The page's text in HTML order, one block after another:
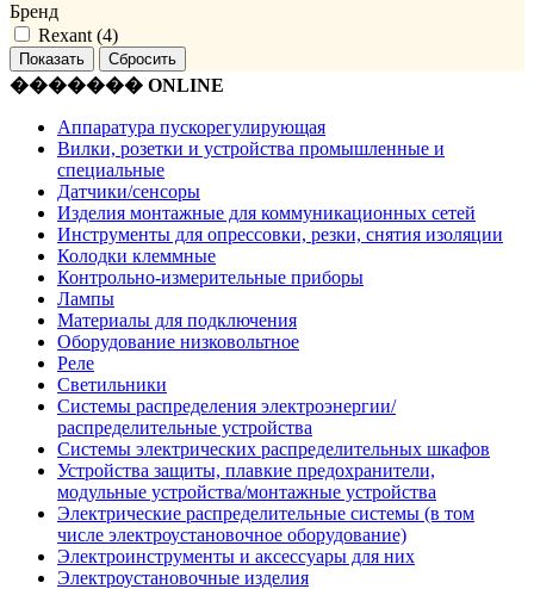
Бренд
Rexant (4)
������� ONLINE
Аппаратура пускорегулирующая
Вилки, розетки и устройства промышленные и
специальные
Датчики/сенсоры
Изделия монтажные для коммуникационных сетей
Инструменты для опрессовки, резки, снятия изоляции
Колодки клеммные
Контрольно-измерительные приборы
Лампы
Материалы для подключения
Оборудование низковольтное
Реле
Светильники
Системы распределения электроэнергии/
распределительные устройства
Системы электрических распределительных шкафов
Устройства защиты, плавкие предохранители,
модульные устройства/монтажные устройства
Электрические распределительные системы (в том
числе электроустановочное оборудование)
Электроинструменты и аксессуары для них
Электроустановочные изделия